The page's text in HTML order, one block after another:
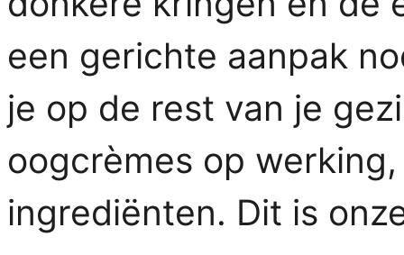
een gerichte aanpak
je op de rest van je
oogcrèmes op
ingrediënten. Dit is